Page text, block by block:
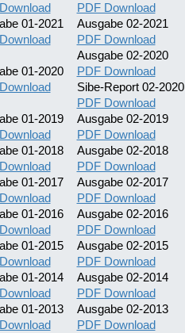
PDF Download
01-2021
Ausgabe 02-2021
PDF Download
01-2020
Ausgabe 02-2020
PDF Download
Sibe-Report 02-2020
PDF Download
01-2019
Ausgabe 02-2019
PDF Download
01-2018
Ausgabe 02-2018
PDF Download
01-2017
Ausgabe 02-2017
PDF Download
01-2016
Ausgabe 02-2016
PDF Download
01-2015
Ausgabe 02-2015
PDF Download
01-2014
Ausgabe 02-2014
PDF Download
01-2013
Ausgabe 02-2013
PDF Download